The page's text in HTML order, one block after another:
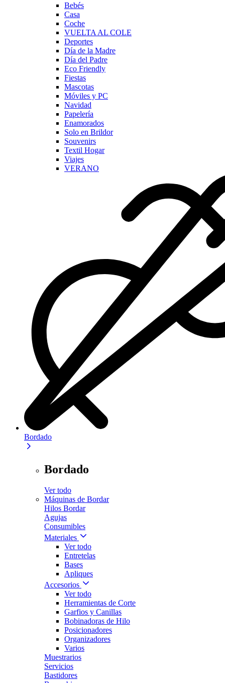
Bebés
Casa
Coche
VUELTA AL COLE
Deportes
Día de la Madre
Día del Padre
Eco Friendly
Fiestas
Mascotas
Móviles y PC
Navidad
Papelería
Enamorados
Solo en Brildor
Souvenirs
Textil Hogar
Viajes
VERANO
Bordado
Bordado
Ver todo
Máquinas de Bordar
Hilos Bordar
Agujas
Consumibles
Materiales
Ver todo
Entretelas
Bases
Apliques
Accesorios
Ver todo
Herramientas de Corte
Garfios y Canillas
Bobinadoras de Hilo
Posicionadores
Organizadores
Varios
Muestrarios
Servicios
Bastidores